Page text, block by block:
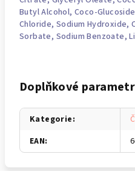
Butyl Alcohol, Coco-
Chloride,Sodium Hydroxide,
Sorbate, Sodium Benzoate,
Doplňkové
Kategorie:
EAN: